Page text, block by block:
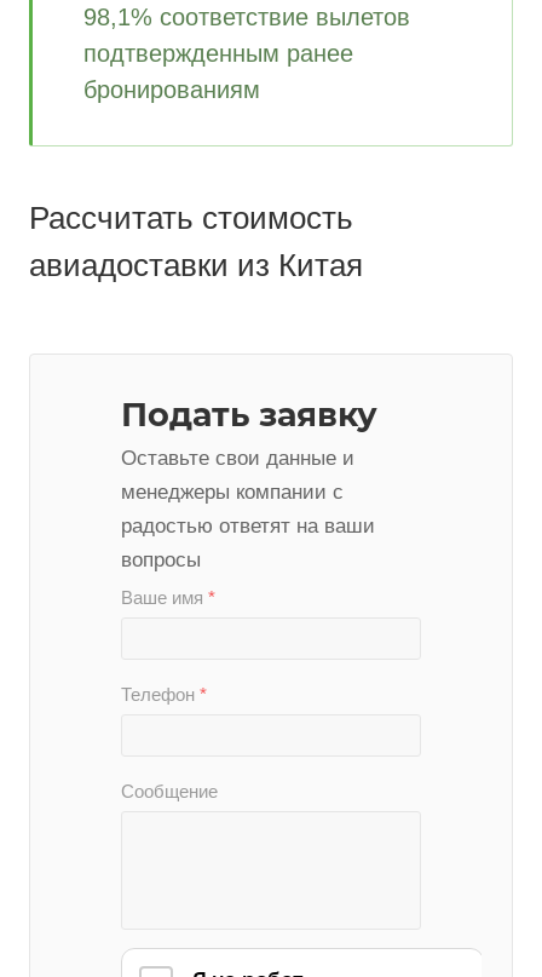
98,1% соответствие вылетов
подтвержденным ранее
бронированиям
Рассчитать стоимость
авиадоставки из Китая
Подать заявку
Оставьте свои данные и
менеджеры компании с
радостью ответят на ваши
вопросы
Ваше имя *
Телефон *
Сообщение